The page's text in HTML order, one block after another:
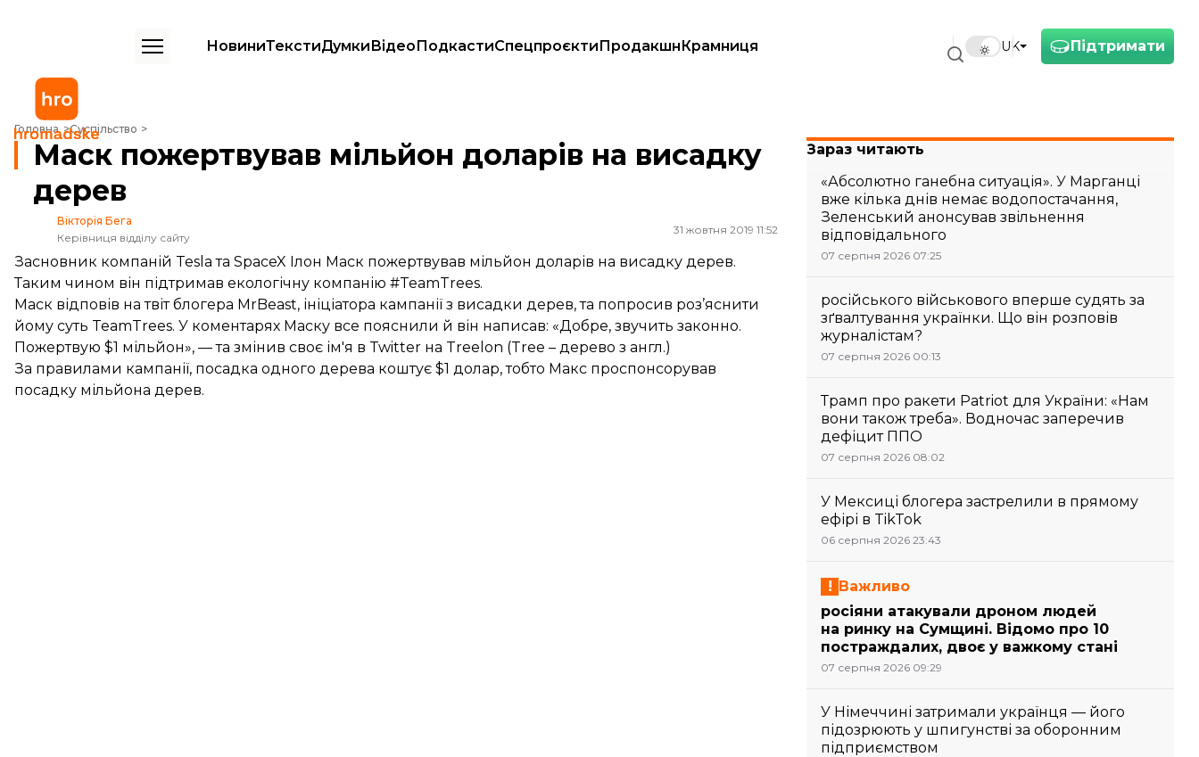
Підтримати
UK
НовиниТекстиДумкиВідеоПодкастиСпецпроєктиПродакшнКрамниця
Головна Суспільство
Маск пожертвував мільйон доларів на висадку дерев
Маск пожертвував мільйон доларів на висадку
дерев
Вікторія Бега
Керівниця відділу сайту
31 жовтня 2019 11:52
Засновник компаній Tesla та SpaceX Ілон Маск пожертвував мільйон доларів на висадку дерев.
Таким чином він підтримав екологічну компанію #TeamTrees.
Маск відповів на твіт блогера MrBeast, ініціатора кампанії з висадки дерев, та попросив роз’яснити
йому суть TeamTrees. У коментарях Маску все пояснили й він написав: «Добре, звучить законно.
Пожертвую $1 мільйон», — та змінив своє ім'я в Twitter на Treelon (Tree – дерево з англ.)
За правилами кампанії, посадка одного дерева коштує $1 долар, тобто Макс проспонсорував
посадку мільйона дерев.
Зараз читають
«Абсолютно ганебна ситуація». У Марганці
вже кілька днів немає водопостачання,
Зеленський анонсував звільнення
відповідального
07 серпня 2026 07:25
російського військового вперше судять за
зґвалтування українки. Що він розповів
журналістам?
07 серпня 2026 00:13
Трамп про ракети Patriot для України: «Нам
вони також треба». Водночас заперечив
дефіцит ППО
07 серпня 2026 08:02
У Мексиці блогера застрелили в прямому
ефірі в TikTok
06 серпня 2026 23:43
Важливо
росіяни атакували дроном людей
на ринку на Сумщині. Відомо про 10
постраждалих, двоє у важкому стані
07 серпня 2026 09:29
У Німеччині затримали українця — його
підозрюють у шпигунстві за оборонним
підприємством